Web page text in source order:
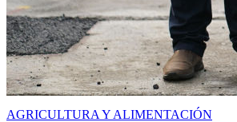
AGRICULTURA Y ALIMENTACIÓN